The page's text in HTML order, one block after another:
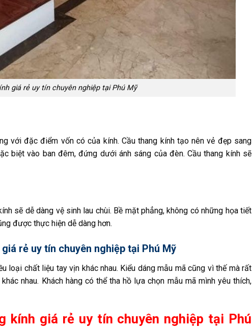
giá rẻ uy tín chuyên nghiệp tại Phú Mỹ
với đặc điểm vốn có của kính. Cầu thang kính tạo nên vẻ đẹp sang
biệt vào ban đêm, đứng dưới ánh sáng của đèn. Cầu thang kính sẽ
sẽ dễ dàng vệ sinh lau chùi. Bề mặt phẳng, không có những họa tiết
được thực hiện dễ dàng hơn.
rẻ uy tín chuyên nghiệp tại Phú Mỹ
loại chất liệu tay vịn khác nhau. Kiểu dáng mẫu mã cũng vì thế mà rất
nhau. Khách hàng có thể tha hồ lựa chọn mẫu mã mình yêu thích,
kính giá rẻ uy tín chuyên nghiệp tại Phú